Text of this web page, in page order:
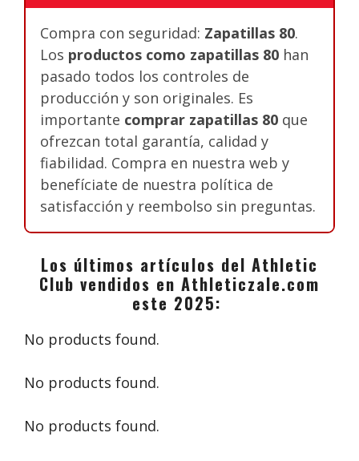
Compra con seguridad: Zapatillas 80.
Los productos como zapatillas 80 han
pasado todos los controles de
producción y son originales. Es
importante comprar zapatillas 80 que
ofrezcan total garantía, calidad y
fiabilidad. Compra en nuestra web y
benefíciate de nuestra política de
satisfacción y reembolso sin preguntas.
Los últimos artículos del Athletic
Club vendidos en Athleticzale.com
este 2025:
No products found.
No products found.
No products found.